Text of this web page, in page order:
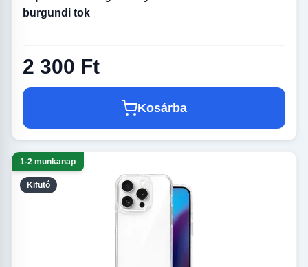
burgundi tok
2 300 Ft
Kosárba
Kifutó
1-2 munkanap